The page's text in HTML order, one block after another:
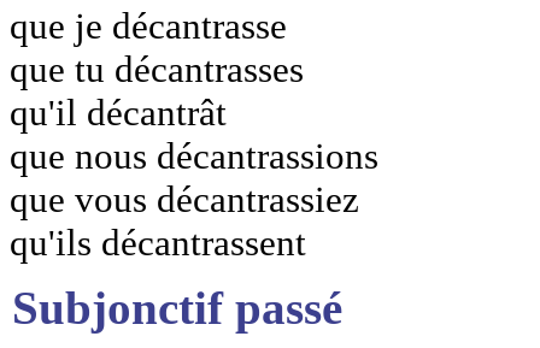
que je décantrasse
que tu décantrasses
qu'il décantrât
que nous décantrassions
que vous décantrassiez
qu'ils décantrassent
Subjonctif passé